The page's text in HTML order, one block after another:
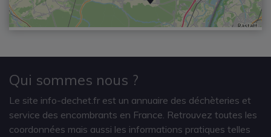
Qui sommes nous ?
Le site info-dechet.fr est un annuaire des déchèteries et
service des encombrants en France. Retrouvez toutes les
coordonnées mais aussi les informations pratiques telles